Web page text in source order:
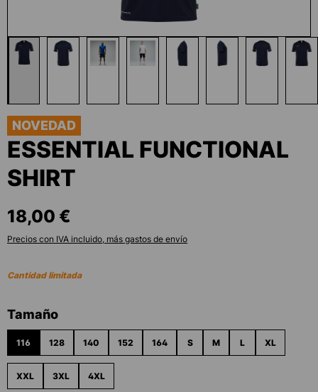
NOVEDAD
ESSENTIAL FUNCTIONAL
SHIRT
18,00 €
Precios con IVA incluido, más gastos de envío
Cantidad limitada
Seleccione
Tamaño
116 128 140 152 164 S M L XL
XXL 3XL 4XL